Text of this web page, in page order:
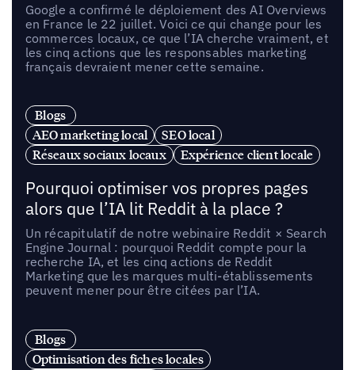
Google a confirmé le déploiement des AI Overviews
en France le 22 juillet. Voici ce qui change pour les
commerces locaux, ce que l’IA cherche vraiment, et
les cinq actions que les responsables marketing
français devraient mener cette semaine.
Blogs
AEO marketing local
SEO local
Réseaux sociaux locaux
Expérience client locale
Pourquoi optimiser vos propres pages
alors que l’IA lit Reddit à la place ?
Un récapitulatif de notre webinaire Reddit × Search
Engine Journal : pourquoi Reddit compte pour la
recherche IA, et les cinq actions de Reddit
Marketing que les marques multi-établissements
peuvent mener pour être citées par l’IA.
Blogs
Optimisation des fiches locales